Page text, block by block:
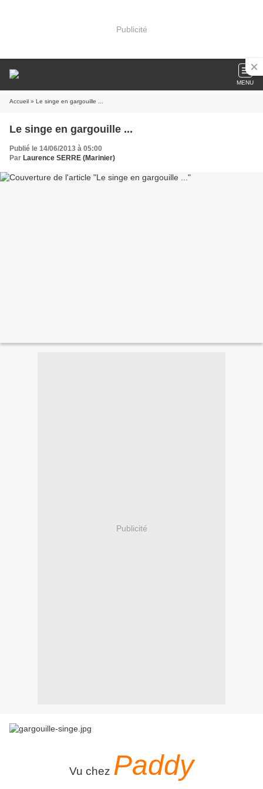
Publicité
MENU
Accueil » Le singe en gargouille ...
Le singe en gargouille ...
Publié le 14/06/2013 à 05:00
Par Laurence SERRE (Marinier)
Publicité
Vu chez Paddy